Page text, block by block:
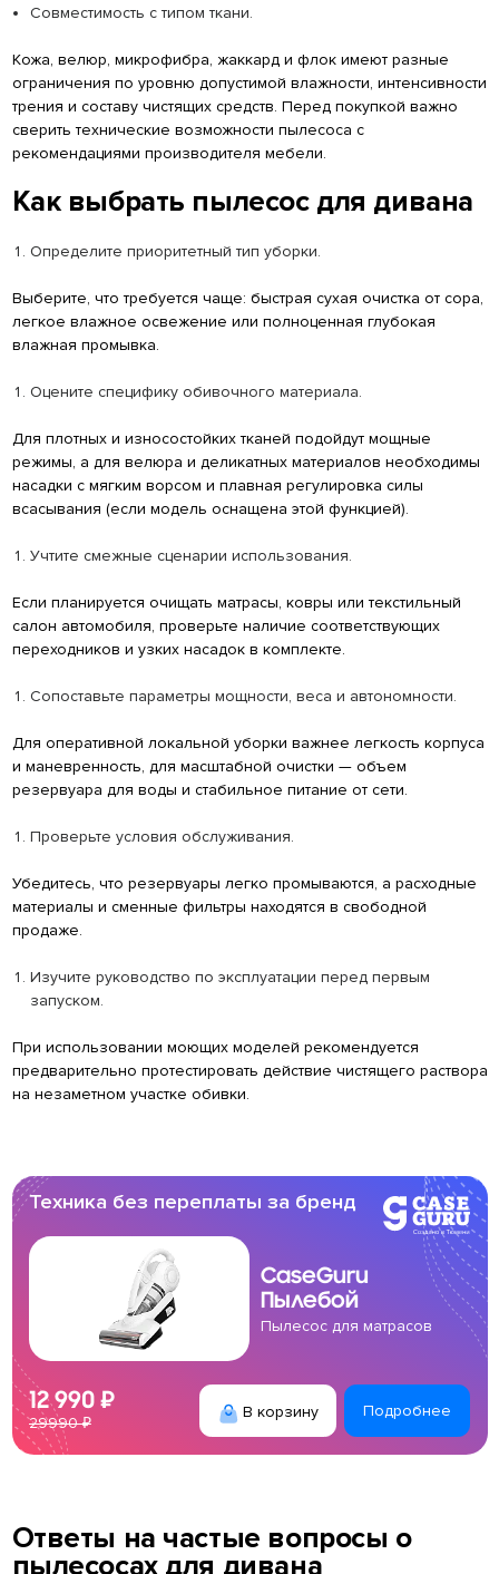
Совместимость с типом ткани.
Кожа, велюр, микрофибра, жаккард и флок имеют разные
ограничения по уровню допустимой влажности, интенсивности
трения и составу чистящих средств. Перед покупкой важно
сверить технические возможности пылесоса с
рекомендациями производителя мебели.
Как выбрать пылесос для дивана
Определите приоритетный тип уборки.
Выберите, что требуется чаще: быстрая сухая очистка от сора,
легкое влажное освежение или полноценная глубокая
влажная промывка.
Оцените специфику обивочного материала.
Для плотных и износостойких тканей подойдут мощные
режимы, а для велюра и деликатных материалов необходимы
насадки с мягким ворсом и плавная регулировка силы
всасывания (если модель оснащена этой функцией).
Учтите смежные сценарии использования.
Если планируется очищать матрасы, ковры или текстильный
салон автомобиля, проверьте наличие соответствующих
переходников и узких насадок в комплекте.
Сопоставьте параметры мощности, веса и автономности.
Для оперативной локальной уборки важнее легкость корпуса
и маневренность, для масштабной очистки — объем
резервуара для воды и стабильное питание от сети.
Проверьте условия обслуживания.
Убедитесь, что резервуары легко промываются, а расходные
материалы и сменные фильтры находятся в свободной
продаже.
Изучите руководство по эксплуатации перед первым
запуском.
При использовании моющих моделей рекомендуется
предварительно протестировать действие чистящего раствора
на незаметном участке обивки.
Техника без переплаты за бренд
CaseGuru
Пылебой
Пылесос для матрасов
29990 ₽
12 990 ₽ В корзину Подробнее
Ответы на частые вопросы о
пылесосах для дивана